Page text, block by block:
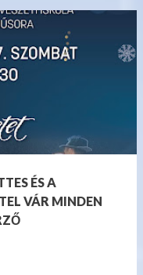
ÉS A
VÁR MINDEN